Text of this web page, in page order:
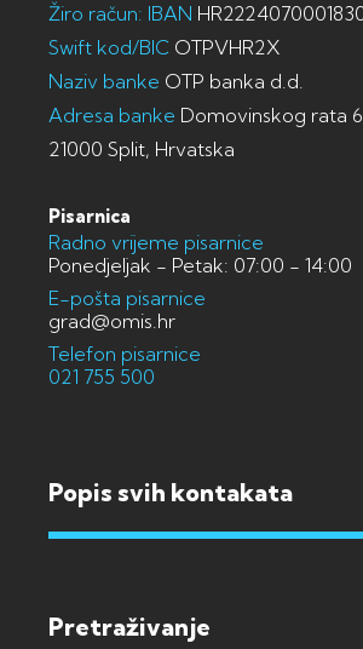
Žiro račun: IBAN
Swift kod/BIC OTPVHR2X
Naziv banke OTP banka d.d.
Adresa banke Domovinskog rata
21000 Split, Hrvatska
Pisarnica
Radno vrijeme pisarnice
Ponedjeljak - Petak: 07:00 - 14:00
E-pošta pisarnice
grad@omis.hr
Telefon pisarnice
021 755 500
Popis svih kontakata